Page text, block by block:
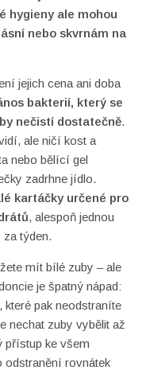
hygieny ale mohou
nebo skvrnám na
jejich cena ani doba
bakterií, který se
nečistí dostatečně.
ale ničí kost a
nebo bělící gel
zadrhne jídlo.
kartáčky určené pro
, alespoň jednou
týden.
mít bílé zuby – ale
je špatný nápad:
pak neodstraníte
nechat zuby vybělit až
přístup ke všem
odstranění rovnátek